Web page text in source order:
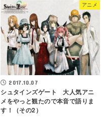
アニメ
2017.10.07
シュタインズゲート 大人気アニ
メをやっと観たので本音で語りま
す！（その2）